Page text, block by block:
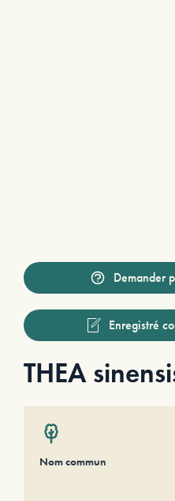
Demander
Enregistré
THEA
Nom commun